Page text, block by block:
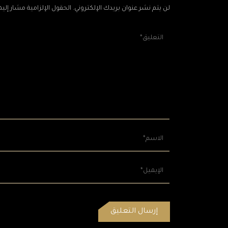
لن يتم نشر عنوان بريدك الإلكتروني. الحقول الإلزامية مشار